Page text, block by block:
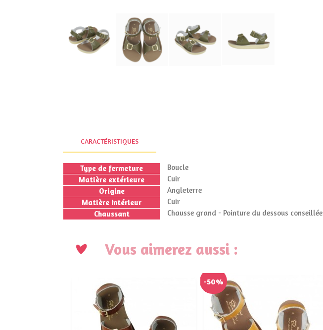
CARACTÉRISTIQUES
Type de fermeture
Boucle
Matière extérieure
Cuir
Origine
Angleterre
Matière Intérieur
Cuir
Chaussant
Chausse grand - Pointure du dessous conseillée
Vous aimerez aussi :
-50%